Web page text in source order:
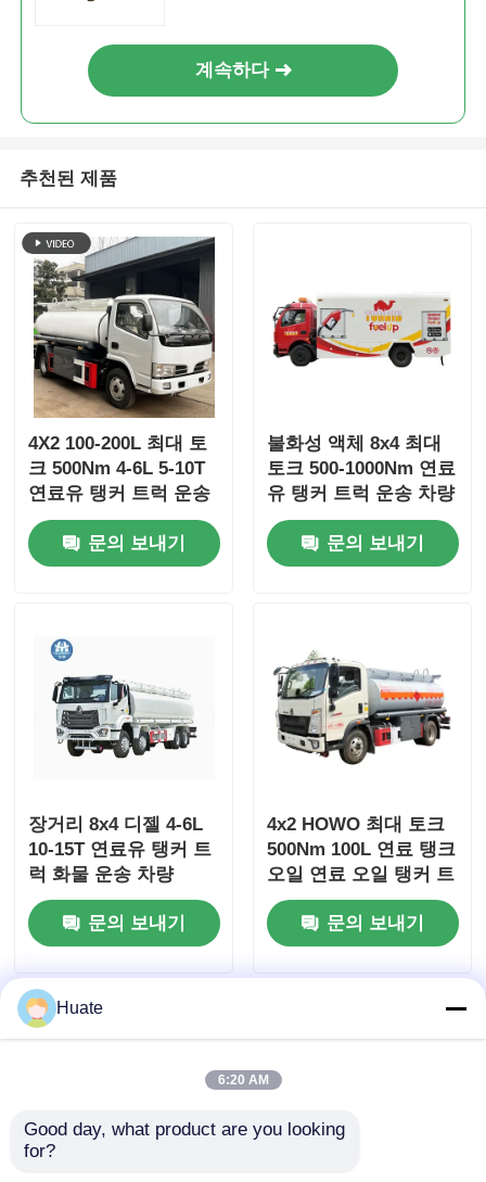
계속하다
추천된 제품
4X2 100-200L 최대 토
크 500Nm 4-6L 5-10T
연료유 탱커 트럭 운송
차량
문의 보내기
불화성 액체 8x4 최대
토크 500-1000Nm 연료
유 탱커 트럭 운송 차량
문의 보내기
장거리 8x4 디젤 4-6L
10-15T 연료유 탱커 트
럭 화물 운송 차량
문의 보내기
4x2 HOWO 최대 토크
500Nm 100L 연료 탱크
오일 연료 오일 탱커 트
럭 운송 차량
문의 보내기
Huate
6:20 AM
Good day, what product are you looking
for?